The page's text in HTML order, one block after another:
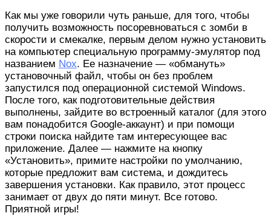
Как мы уже говорили чуть раньше, для того, чтобы
получить возможность посоревноваться с зомби в
скорости и смекалке, первым делом нужно установить
на компьютер специальную программу-эмулятор под
названием Nox. Ее назначение — «обмануть»
установочный файл, чтобы он без проблем
запустился под операционной системой Windows.
После того, как подготовительные действия
выполнены, зайдите во встроенный каталог (для этого
вам понадобится Google-аккаунт) и при помощи
строки поиска найдите там интересующее вас
приложение. Далее — нажмите на кнопку
«Установить», примите настройки по умолчанию,
которые предложит вам система, и дождитесь
завершения установки. Как правило, этот процесс
занимает от двух до пяти минут. Все готово.
Приятной игры!